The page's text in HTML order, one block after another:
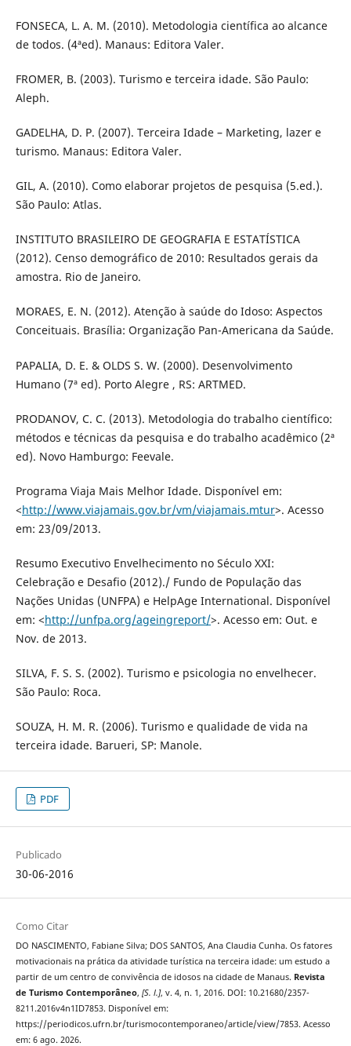
FONSECA, L. A. M. (2010). Metodologia científica ao alcance
de todos. (4ªed). Manaus: Editora Valer.
FROMER, B. (2003). Turismo e terceira idade. São Paulo:
Aleph.
GADELHA, D. P. (2007). Terceira Idade – Marketing, lazer e
turismo. Manaus: Editora Valer.
GIL, A. (2010). Como elaborar projetos de pesquisa (5.ed.).
São Paulo: Atlas.
INSTITUTO BRASILEIRO DE GEOGRAFIA E ESTATÍSTICA
(2012). Censo demográfico de 2010: Resultados gerais da
amostra. Rio de Janeiro.
MORAES, E. N. (2012). Atenção à saúde do Idoso: Aspectos
Conceituais. Brasília: Organização Pan-Americana da Saúde.
PAPALIA, D. E. & OLDS S. W. (2000). Desenvolvimento
Humano (7ª ed). Porto Alegre , RS: ARTMED.
PRODANOV, C. C. (2013). Metodologia do trabalho científico:
métodos e técnicas da pesquisa e do trabalho acadêmico (2ª
ed). Novo Hamburgo: Feevale.
Programa Viaja Mais Melhor Idade. Disponível em:
<http://www.viajamais.gov.br/vm/viajamais.mtur>. Acesso
em: 23/09/2013.
Resumo Executivo Envelhecimento no Século XXI:
Celebração e Desafio (2012)./ Fundo de População das
Nações Unidas (UNFPA) e HelpAge International. Disponível
em: <http://unfpa.org/ageingreport/>. Acesso em: Out. e
Nov. de 2013.
SILVA, F. S. S. (2002). Turismo e psicologia no envelhecer.
São Paulo: Roca.
SOUZA, H. M. R. (2006). Turismo e qualidade de vida na
terceira idade. Barueri, SP: Manole.
PDF
Publicado
30-06-2016
Como Citar
DO NASCIMENTO, Fabiane Silva; DOS SANTOS, Ana Claudia Cunha. Os fatores
motivacionais na prática da atividade turística na terceira idade: um estudo a
partir de um centro de convivência de idosos na cidade de Manaus. Revista
de Turismo Contemporâneo, [S. l.], v. 4, n. 1, 2016. DOI: 10.21680/2357-
8211.2016v4n1ID7853. Disponível em:
https://periodicos.ufrn.br/turismocontemporaneo/article/view/7853. Acesso
em: 6 ago. 2026.